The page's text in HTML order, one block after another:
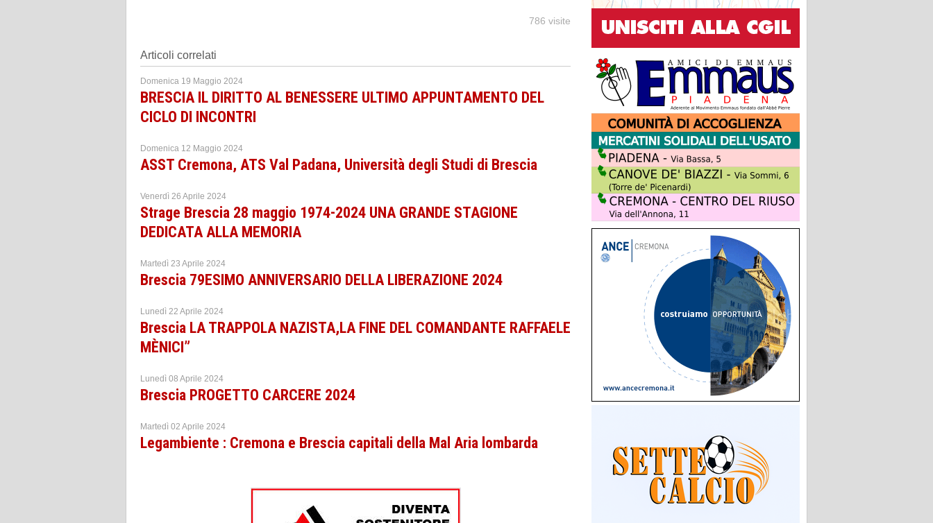
786 visite
Articoli correlati
Domenica 19 Maggio 2024
BRESCIA IL DIRITTO AL BENESSERE ULTIMO APPUNTAMENTO DEL
CICLO DI INCONTRI
Domenica 12 Maggio 2024
ASST Cremona, ATS Val Padana, Università degli Studi di Brescia
Venerdì 26 Aprile 2024
Strage Brescia 28 maggio 1974-2024 UNA GRANDE STAGIONE
DEDICATA ALLA MEMORIA
Martedì 23 Aprile 2024
Brescia 79ESIMO ANNIVERSARIO DELLA LIBERAZIONE 2024
Lunedì 22 Aprile 2024
Brescia LA TRAPPOLA NAZISTA,LA FINE DEL COMANDANTE RAFFAELE
MÈNICI”
Lunedì 08 Aprile 2024
Brescia PROGETTO CARCERE 2024
Martedì 02 Aprile 2024
Legambiente : Cremona e Brescia capitali della Mal Aria lombarda